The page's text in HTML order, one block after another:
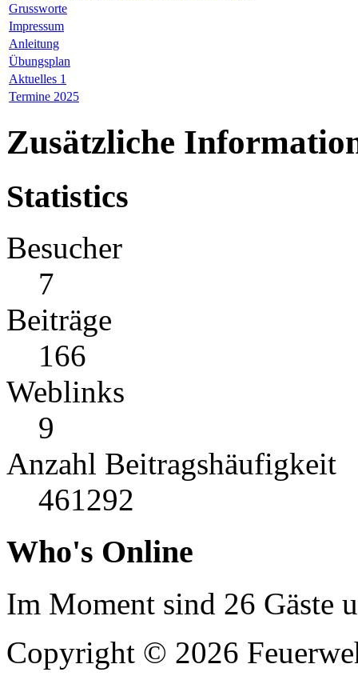
Grussworte
Impressum
Anleitung
Übungsplan
Aktuelles 1
Termine 2025
Zusätzliche
Statistics
Besucher
7
Beiträge
166
Weblinks
9
Anzahl Beitragshäufigkeit
461292
Who's Online
Im Moment sind 26 Gäste
Copyright © 2026